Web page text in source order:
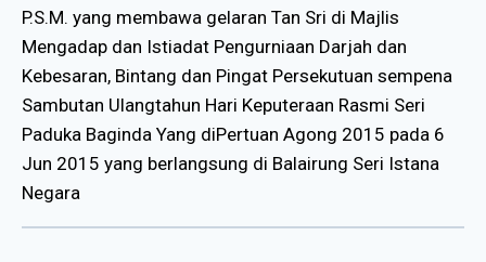
P.S.M. yang membawa gelaran Tan Sri di Majlis
Mengadap dan Istiadat Pengurniaan Darjah dan
Kebesaran, Bintang dan Pingat Persekutuan sempena
Sambutan Ulangtahun Hari Keputeraan Rasmi Seri
Paduka Baginda Yang diPertuan Agong 2015 pada 6
Jun 2015 yang berlangsung di Balairung Seri Istana
Negara